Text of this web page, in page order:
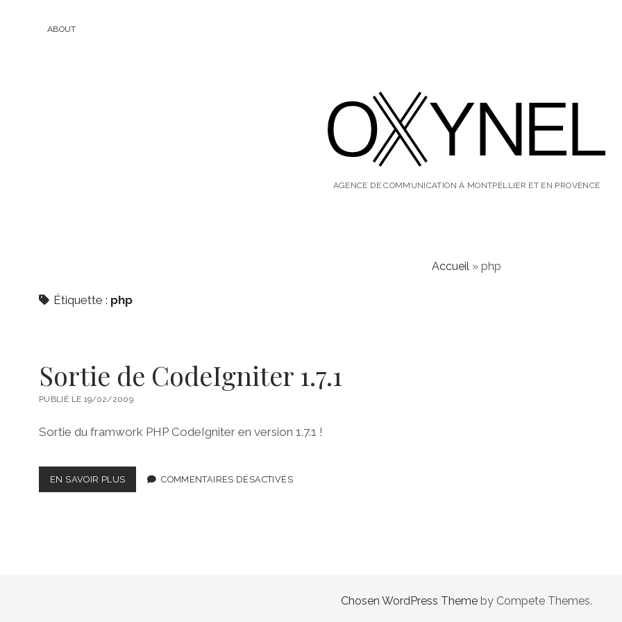
ABOUT
oxynel,
le
AGENCE DE COMMUNICATION À MONTPELLIER ET EN PROVENCE
Accueil » php
Étiquette : php
Sortie de CodeIgniter 1.7.1
PUBLIÉ LE 19/02/2009
Sortie du framwork PHP CodeIgniter en version 1.7.1 !
EN SAVOIR PLUSSORTIE
DE
COMMENTAIRES DÉSACTIVÉS
Chosen WordPress Theme by Compete Themes.